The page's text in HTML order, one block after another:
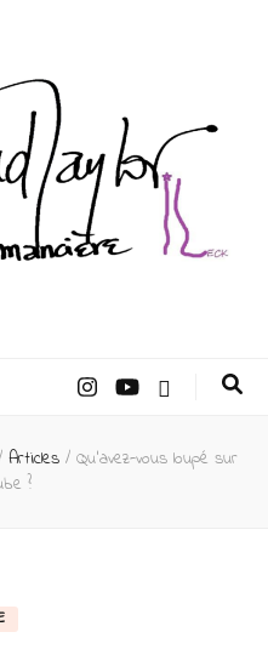
–
Articles / Qu’avez-vous loupé sur
?